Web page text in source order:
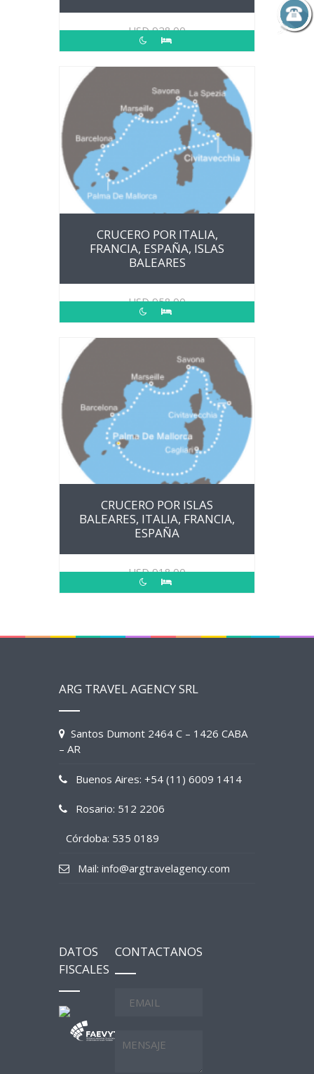
USD928.00
CRUCERO POR ITALIA,
FRANCIA, ESPAÑA, ISLAS
BALEARES
USD958.00
CRUCERO POR ISLAS
BALEARES, ITALIA, FRANCIA,
ESPAÑA
USD918.00
ARG TRAVEL AGENCY SRL
Santos Dumont 2464 C – 1426 CABA
– AR
Buenos Aires: +54 (11) 6009 1414
Rosario: 512 2206
Córdoba: 535 0189
Mail: info@argtravelagency.com
DATOS
FISCALES
CONTACTANOS